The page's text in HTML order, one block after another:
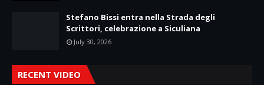
Stefano Bissi entra nella Strada degli
Scrittori, celebrazione a Siculiana
July 30, 2026
RECENT VIDEO